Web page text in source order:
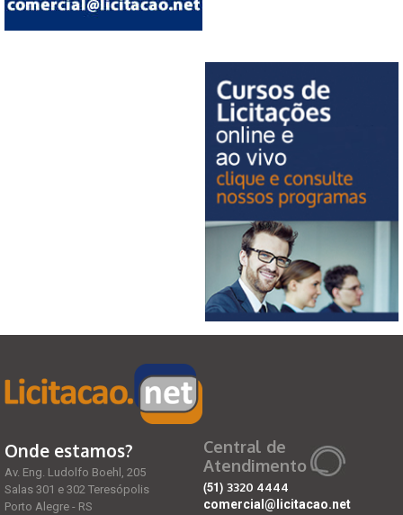
Onde estamos?
Av. Eng. Ludolfo Boehl, 205
Salas 301 e 302 Teresópolis
Porto Alegre - RS
Central de
Atendimento
(51) 3320 4444
comercial@licitacao.net